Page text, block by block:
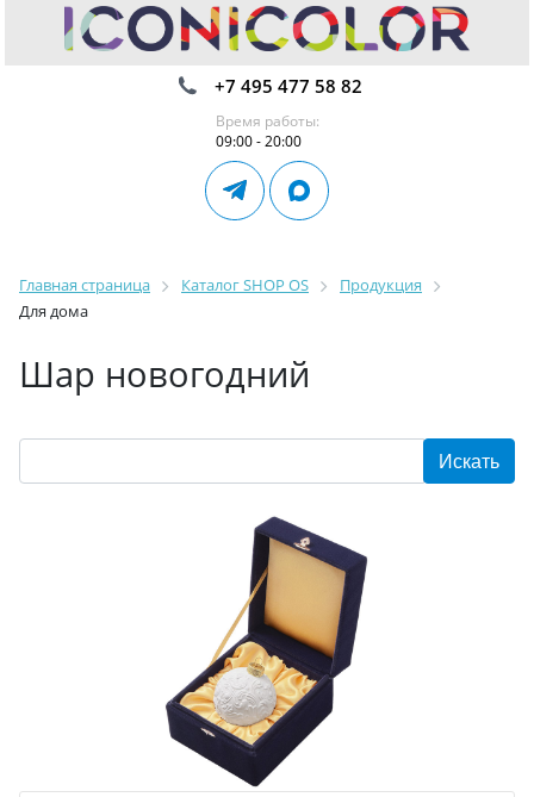
+7 495 477 58 82
Время работы:
09:00 - 20:00
Главная страница Каталог SHOP OS
Продукция
Для дома
Шар новогодний